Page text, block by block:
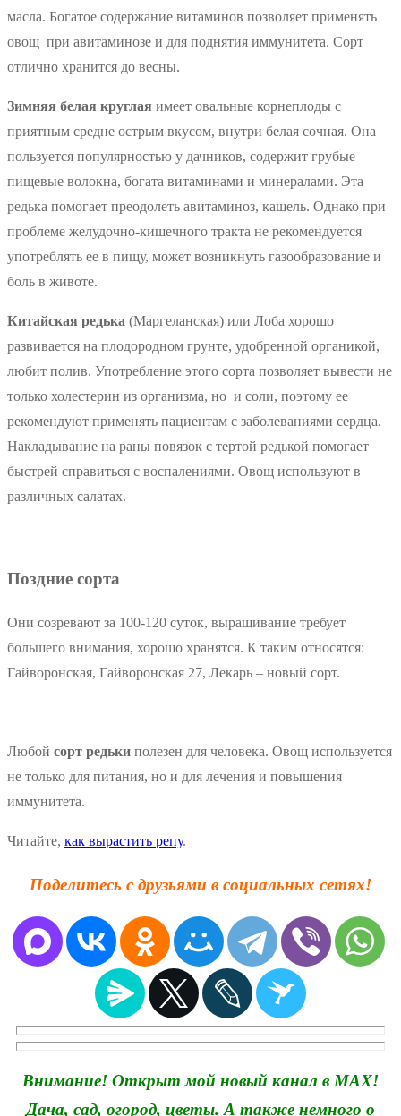
масла. Богатое содержание витаминов позволяет применять
овощ при авитаминозе и для поднятия иммунитета. Сорт
отлично хранится до весны.
Зимняя белая круглая имеет овальные корнеплоды с
приятным средне острым вкусом, внутри белая сочная. Она
пользуется популярностью у дачников, содержит грубые
пищевые волокна, богата витаминами и минералами. Эта
редька помогает преодолеть авитаминоз, кашель. Однако при
проблеме желудочно-кишечного тракта не рекомендуется
употреблять ее в пищу, может возникнуть газообразование и
боль в животе.
Китайская редька (Маргеланская) или Лоба хорошо
развивается на плодородном грунте, удобренной органикой,
любит полив. Употребление этого сорта позволяет вывести не
только холестерин из организма, но и соли, поэтому ее
рекомендуют применять пациентам с заболеваниями сердца.
Накладывание на раны повязок с тертой редькой помогает
быстрей справиться с воспалениями. Овощ используют в
различных салатах.
Поздние сорта
Они созревают за 100-120 суток, выращивание требует
большего внимания, хорошо хранятся. К таким относятся:
Гайворонская, Гайворонская 27, Лекарь – новый сорт.
Любой сорт редьки полезен для человека. Овощ используется
не только для питания, но и для лечения и повышения
иммунитета.
Читайте, как вырастить репу.
Поделитесь с друзьями в социальных сетях!
Внимание! Открыт мой новый канал в MAX!
Дача, сад, огород, цветы. А также немного о